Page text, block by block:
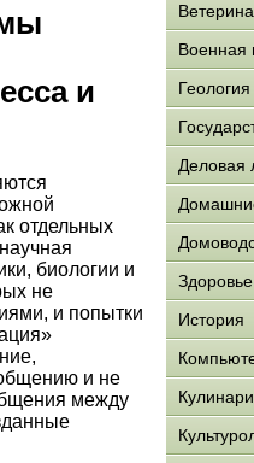
и
отдельных
биологии и
не
и попытки
и не
между
Военная
Деловая
Здоровье
История